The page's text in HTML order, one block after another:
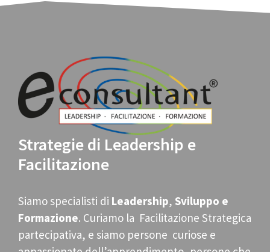
Strategie di Leadership e
Facilitazione
Siamo specialisti di Leadership, Sviluppo e
Formazione. Curiamo la Facilitazione Strategica
partecipativa, e siamo persone curiose e